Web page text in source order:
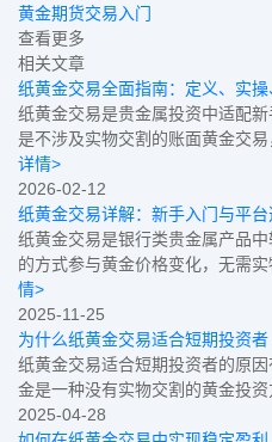
黄金期货交易入门
查看更多
相关文章
纸黄金交易全面指南：定义、实
纸黄金交易是贵金属投资中适配
是不涉及实物交割的账面黄金交
详情>
2026-02-12
纸黄金交易详解：新手入门与平
纸黄金交易是银行类贵金属产品
的方式参与黄金价格变化，无需
情>
2025-11-25
为什么纸黄金交易适合短期投资者
纸黄金交易适合短期投资者的原
金是一种没有实物交割的黄金投
2025-04-28